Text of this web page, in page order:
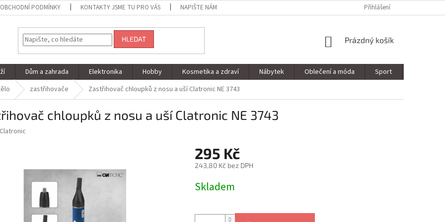
OBCHODNÍ PODMÍNKY KONTAKTY JSME TU PRO VÁS NAPIŠTE NÁM Přihlášení
HLEDAT
NÁKUPNÍ
Prázdný košík
Dům a zahrada Elektronika Hobby Kosmetika a zdraví Nábytek Oblečení a móda Sport
zastřihovače Zastřihovač chloupků z nosu a uší Clatronic NE 3743
chloupků z nosu a uší Clatronic NE 3743
Clatronic
295 Kč
243,80 Kč bez DPH
cena:
Skladem